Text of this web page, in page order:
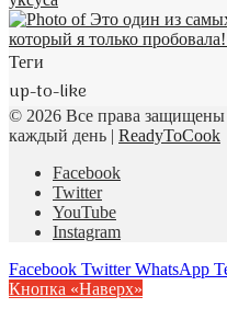
Теги
up-to-like
© 2026 Все права
каждый день | ReadyToCook
Facebook
Twitter
YouTube
Instagram
Facebook Twitter WhatsApp
Кнопка «Наверх»